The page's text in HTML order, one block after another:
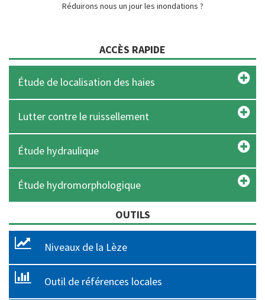
Réduirons nous un jour les inondations ?
ACCÈS RAPIDE
Étude de localisation des haies
Lutter contre le ruissellement
Étude hydraulique
Étude hydromorphologique
OUTILS
Niveaux de la Lèze
Outil de références locales